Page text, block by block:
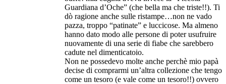
Guardiana d’Oche” (che bella ma che triste!!). Ti
dò ragione anche sulle ristampe…non ne vado
pazza, troppo “patinate” e luccicose. Ma almeno
hanno dato modo alle persone di poter usufruire
nuovamente di una serie di fiabe che sarebbero
cadute nel dimenticatoio.
Non ne possedevo molte anche perchè mio papà
decise di comprarmi un’altra collezione che tengo
come un tesoro (e vale come un tesoro!!) ovvero